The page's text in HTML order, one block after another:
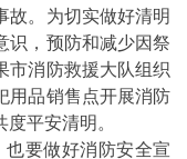
故。为切实做好清明
识，预防和减少因祭
市消防救援大队组织
用品销售点开展消防
平安清明。
要做好消防安全宣